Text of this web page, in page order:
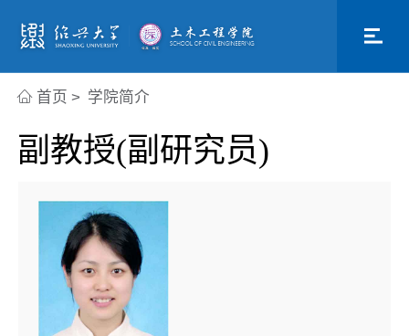
首页 > 学院简介
副教授(副研究员)